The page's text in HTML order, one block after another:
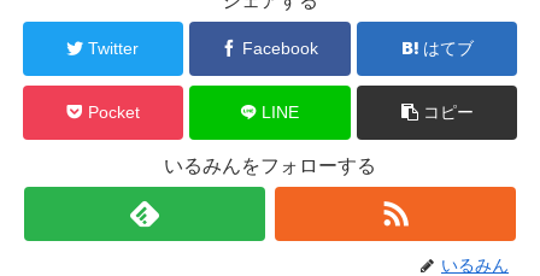
Twitter Facebook はてブ
Pocket LINE コピー
いるみんをフォローする
いるみん